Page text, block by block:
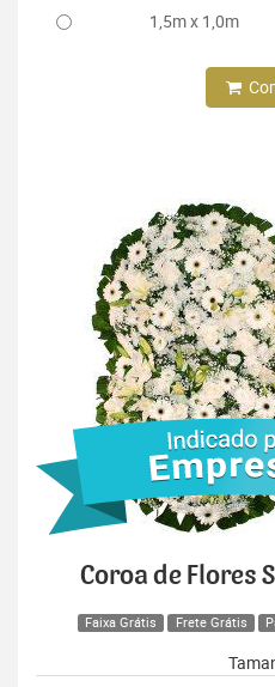
1,5m x 1,0m
Coroa de Flores
Faixa Grátis Frete Grátis